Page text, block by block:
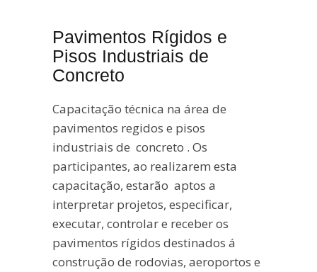
Pavimentos Rígidos e
Pisos Industriais de
Concreto
Capacitação técnica na área de
pavimentos regidos e pisos
industriais de concreto . Os
participantes, ao realizarem esta
capacitação, estarão aptos a
interpretar projetos, especificar,
executar, controlar e receber os
pavimentos rígidos destinados á
construção de rodovias, aeroportos e